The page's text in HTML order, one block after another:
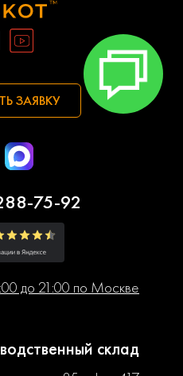
ЗАЯВКУ
75-92
до 21:00 по Москве
склад